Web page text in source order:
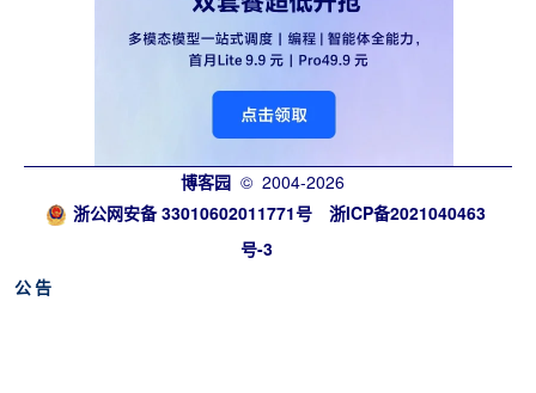
博客园© 2004-2026
浙公网安备 33010602011771号
浙ICP备2021040463
号-3
公告